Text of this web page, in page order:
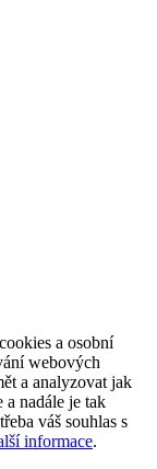
a osobní
webových
a analyzovat jak
a nadále je tak
váš souhlas s
informace.